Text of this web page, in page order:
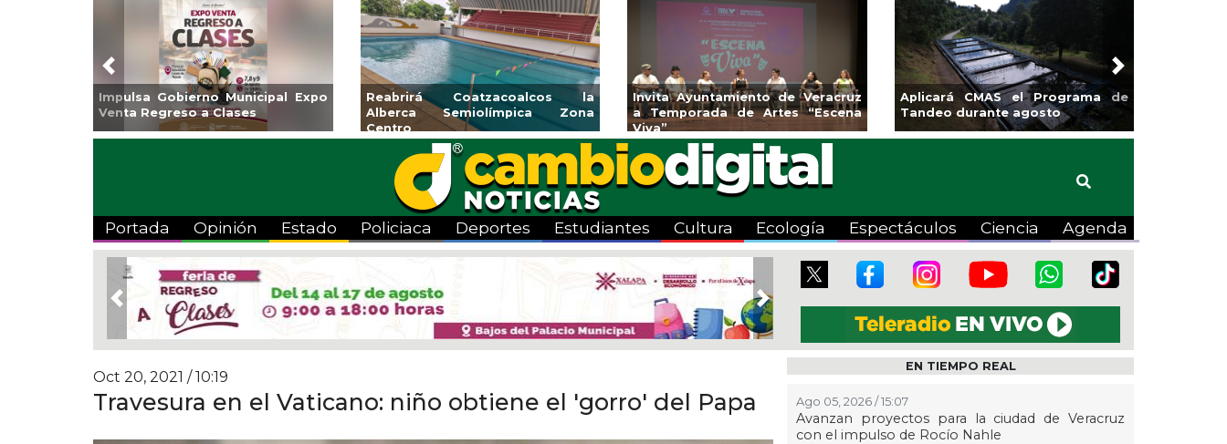
Guarniciones y banquetas para la
colonia El Mango en Pánuco
Emprendedores de Xalapa
exponen en Mercadito
Bicentenario
Coatzacoalcos impulsa la
halterofilia con la Copa Coyote
2026
Continúa Coatza Vive el Verano
2026 con cine, actividades
lúdicas y expo
Previous Next
Portada Opinión Estado Policiaca Deportes Estudiantes Cultura Ecología Espectáculos Ciencia Agenda
Previous Next
Oct 20, 2021 / 10:19
Travesura en el Vaticano: niño obtiene el 'gorro' del Papa
EN TIEMPO REAL
Ago 05, 2026 / 15:07
Avanzan proyectos para la ciudad de Veracruz
con el impulso de Rocío Nahle